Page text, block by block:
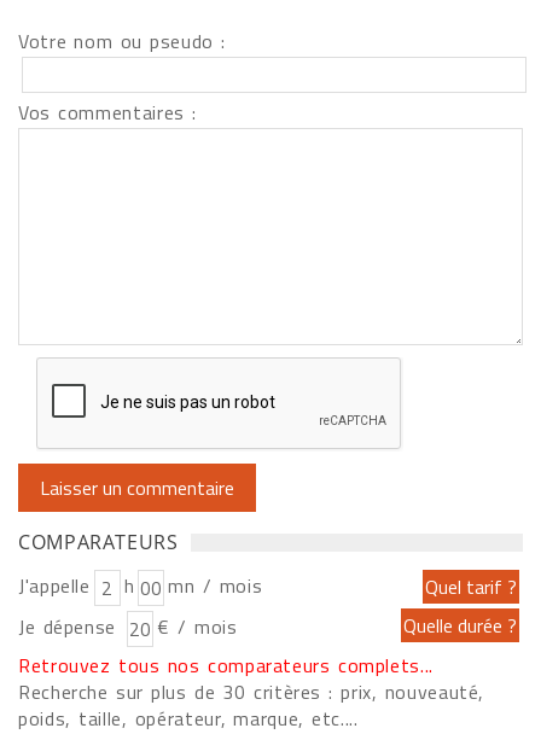
Votre nom ou pseudo :
Vos commentaires :
COMPARATEURS
J'appelle h
mn / mois
Je dépense
€ / mois
Retrouvez tous nos comparateurs complets...
Recherche sur plus de 30 critères : prix, nouveauté,
poids, taille, opérateur, marque, etc....